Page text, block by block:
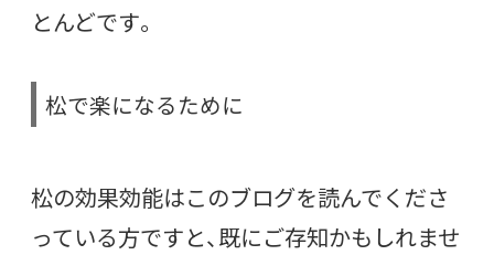
とんどです。
松で楽になるために
松の効果効能はこのブログを読んでくださ
っている方ですと、既にご存知かもしれませ